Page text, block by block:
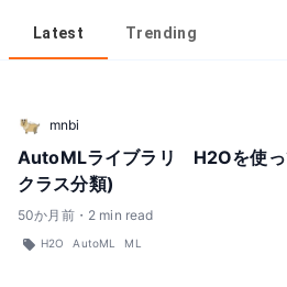
Latest Trending
mnbi
AutoMLライブラリ H2Oを使っ
クラス分類)
50か月前・ 2 min read
H2O AutoML ML